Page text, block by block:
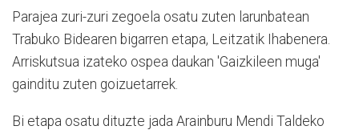
Parajea zuri-zuri zegoela osatu zuten larunbatean
Trabuko Bidearen bigarren etapa, Leitzatik Ihabenera.
Arriskutsua izateko ospea daukan 'Gaizkileen muga'
gainditu zuten goizuetarrek.
Bi etapa osatu dituzte jada Arainburu Mendi Taldeko